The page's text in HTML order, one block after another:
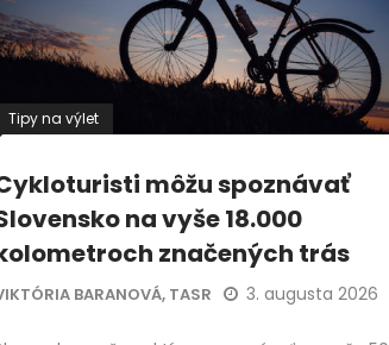
Tipy na výlet
môžu spoznávať
na vyše 18.000
značených trás
BARANOVÁ, TASR 3. augusta 2026